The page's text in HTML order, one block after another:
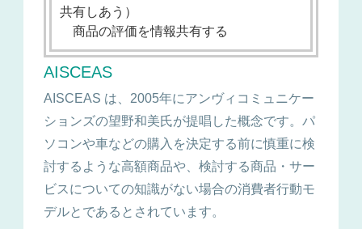
共有しあう）
商品の評価を情報共有する
AISCEAS
AISCEAS は、2005年にアンヴィコミュニケー
ションズの望野和美氏が提唱した概念です。パ
ソコンや車などの購入を決定する前に慎重に検
討するような高額商品や、検討する商品・サー
ビスについての知識がない場合の消費者行動モ
デルとであるとされています。